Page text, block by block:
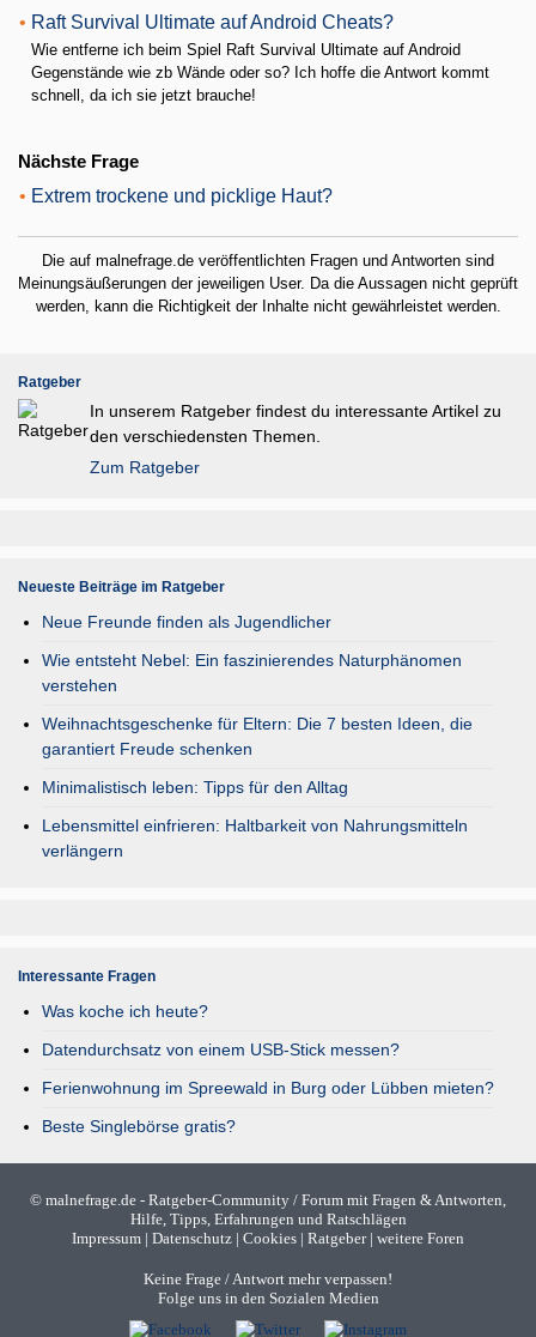
• Raft Survival Ultimate auf Android Cheats?
Wie entferne ich beim Spiel Raft Survival Ultimate auf Android
Gegenstände wie zb Wände oder so? Ich hoffe die Antwort kommt
schnell, da ich sie jetzt brauche!
Nächste Frage
• Extrem trockene und picklige Haut?
Die auf malnefrage.de veröffentlichten Fragen und Antworten sind
Meinungsäußerungen der jeweiligen User. Da die Aussagen nicht geprüft
werden, kann die Richtigkeit der Inhalte nicht gewährleistet werden.
Ratgeber
In unserem Ratgeber findest du interessante Artikel zu
den verschiedensten Themen.
Zum Ratgeber
Neueste Beiträge im Ratgeber
Neue Freunde finden als Jugendlicher
Wie entsteht Nebel: Ein faszinierendes Naturphänomen
verstehen
Weihnachtsgeschenke für Eltern: Die 7 besten Ideen, die
garantiert Freude schenken
Minimalistisch leben: Tipps für den Alltag
Lebensmittel einfrieren: Haltbarkeit von Nahrungsmitteln
verlängern
Interessante Fragen
Was koche ich heute?
Datendurchsatz von einem USB-Stick messen?
Ferienwohnung im Spreewald in Burg oder Lübben mieten?
Beste Singlebörse gratis?
© malnefrage.de - Ratgeber-Community / Forum mit Fragen & Antworten,
Hilfe, Tipps, Erfahrungen und Ratschlägen
Impressum | Datenschutz | Cookies | Ratgeber| weitere Foren
Keine Frage / Antwort mehr verpassen!
Folge uns in den Sozialen Medien